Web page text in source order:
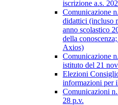
iscrizione a.s.
Comunicazione
didattici (incluso
anno scolastico
della
Axios)
Comunicazione
istituto del 21
Elezioni
informazioni per
Comunicazioni
28 p.v.